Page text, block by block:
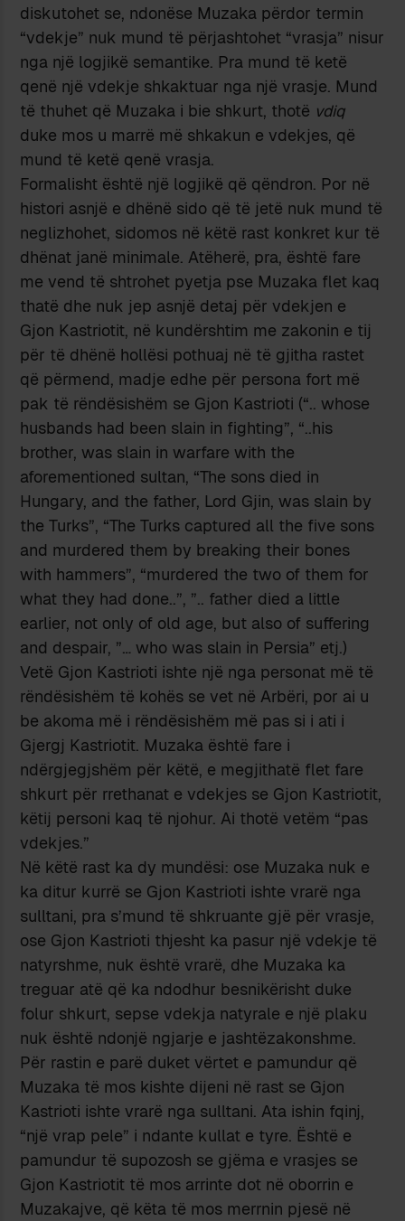
diskutohet se, ndonëse Muzaka përdor termin
“vdekje” nuk mund të përjashtohet “vrasja” nisur
nga një logjikë semantike. Pra mund të ketë
qenë një vdekje shkaktuar nga një vrasje. Mund
të thuhet që Muzaka i bie shkurt, thotë vdiq
duke mos u marrë më shkakun e vdekjes, që
mund të ketë qenë vrasja.
Formalisht është një logjikë që qëndron. Por në
histori asnjë e dhënë sido që të jetë nuk mund të
neglizhohet, sidomos në këtë rast konkret kur të
dhënat janë minimale. Atëherë, pra, është fare
me vend të shtrohet pyetja pse Muzaka flet kaq
thatë dhe nuk jep asnjë detaj për vdekjen e
Gjon Kastriotit, në kundërshtim me zakonin e tij
për të dhënë hollësi pothuaj në të gjitha rastet
që përmend, madje edhe për persona fort më
pak të rëndësishëm se Gjon Kastrioti (“.. whose
husbands had been slain in fighting”, “..his
brother, was slain in warfare with the
aforementioned sultan, “The sons died in
Hungary, and the father, Lord Gjin, was slain by
the Turks”, “The Turks captured all the five sons
and murdered them by breaking their bones
with hammers”, “murdered the two of them for
what they had done..”, ”.. father died a little
earlier, not only of old age, but also of suffering
and despair, ”… who was slain in Persia” etj.)
Vetë Gjon Kastrioti ishte një nga personat më të
rëndësishëm të kohës se vet në Arbëri, por ai u
be akoma më i rëndësishëm më pas si i ati i
Gjergj Kastriotit. Muzaka është fare i
ndërgjegjshëm për këtë, e megjithatë flet fare
shkurt për rrethanat e vdekjes se Gjon Kastriotit,
këtij personi kaq të njohur. Ai thotë vetëm “pas
vdekjes.”
Në këtë rast ka dy mundësi: ose Muzaka nuk e
ka ditur kurrë se Gjon Kastrioti ishte vrarë nga
sulltani, pra s’mund të shkruante gjë për vrasje,
ose Gjon Kastrioti thjesht ka pasur një vdekje të
natyrshme, nuk është vrarë, dhe Muzaka ka
treguar atë që ka ndodhur besnikërisht duke
folur shkurt, sepse vdekja natyrale e një plaku
nuk është ndonjë ngjarje e jashtëzakonshme.
Për rastin e parë duket vërtet e pamundur që
Muzaka të mos kishte dijeni në rast se Gjon
Kastrioti ishte vrarë nga sulltani. Ata ishin fqinj,
“një vrap pele” i ndante kullat e tyre. Është e
pamundur të supozosh se gjëma e vrasjes se
Gjon Kastriotit të mos arrinte dot në oborrin e
Muzakajve, që këta të mos merrnin pjesë në